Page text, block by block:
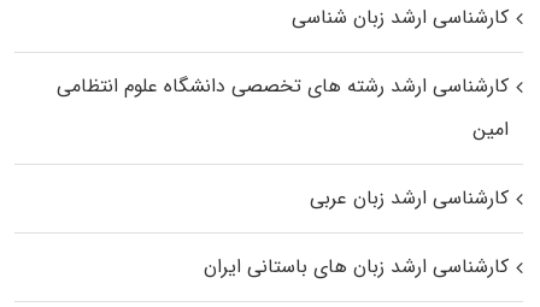
کارشناسی ارشد زبان شناسی
کارشناسی ارشد رﺷﺘﻪ ﻫﺎی تخصصی داﻧﺸﮕﺎه ﻋﻠﻮم انتظامی
اﻣﻴﻦ
کارشناسی ارشد زبان عربی
کارشناسی ارشد زبان‌ های باستانی ایران